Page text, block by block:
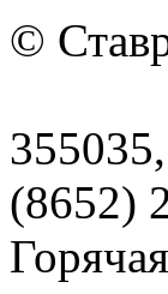
©
(8652)